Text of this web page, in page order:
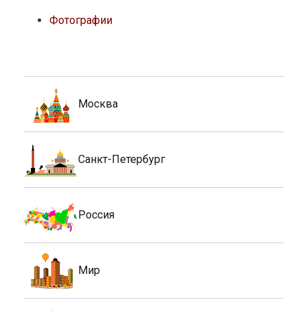
Фотографии
Москва
Санкт-Петербург
Россия
Мир